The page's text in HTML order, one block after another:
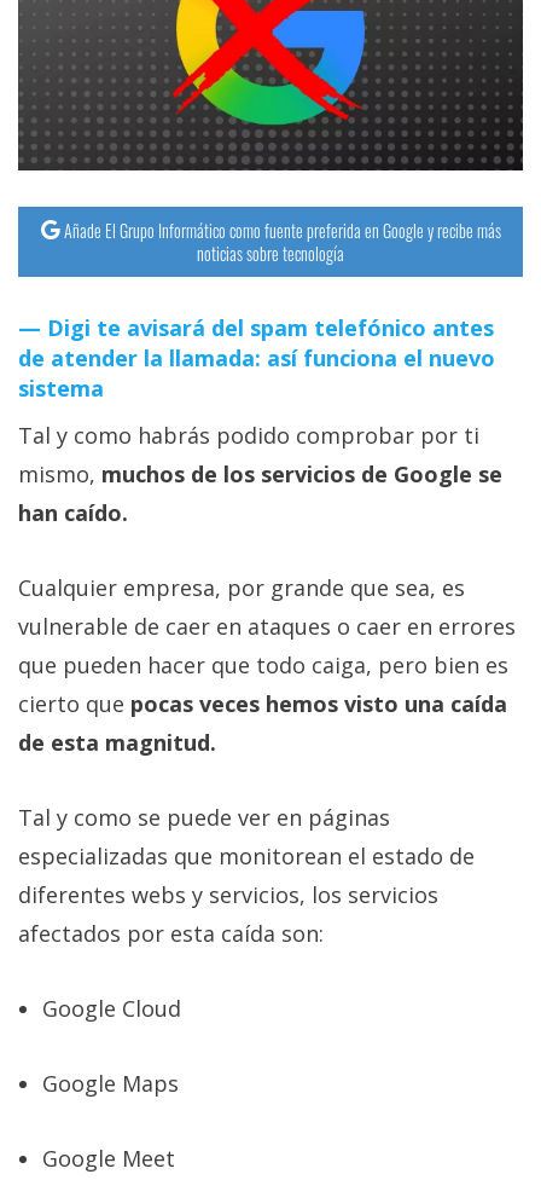
Operadores
Trucos
y
Tutoriales
Ciberseguridad
Sistemas
operativos
Profesional
+
temas
Sorteos
Foros
/
Sobre
nosotros
/
Publicidad
Cambiar
de
privacidad
Aviso
Añade El Grupo Informático como fuente preferida en Google y recibe más
noticias sobre tecnología
Digi te avisará del spam telefónico antes
de atender la llamada: así funciona el nuevo
sistema
Tal y como habrás podido comprobar por ti
mismo, muchos de los servicios de Google se
han caído.
Cualquier empresa, por grande que sea, es
vulnerable de caer en ataques o caer en errores
que pueden hacer que todo caiga, pero bien es
cierto que pocas veces hemos visto una caída
de esta magnitud.
Tal y como se puede ver en páginas
especializadas que monitorean el estado de
diferentes webs y servicios, los servicios
afectados por esta caída son:
Google Cloud
Google Maps
Google Meet